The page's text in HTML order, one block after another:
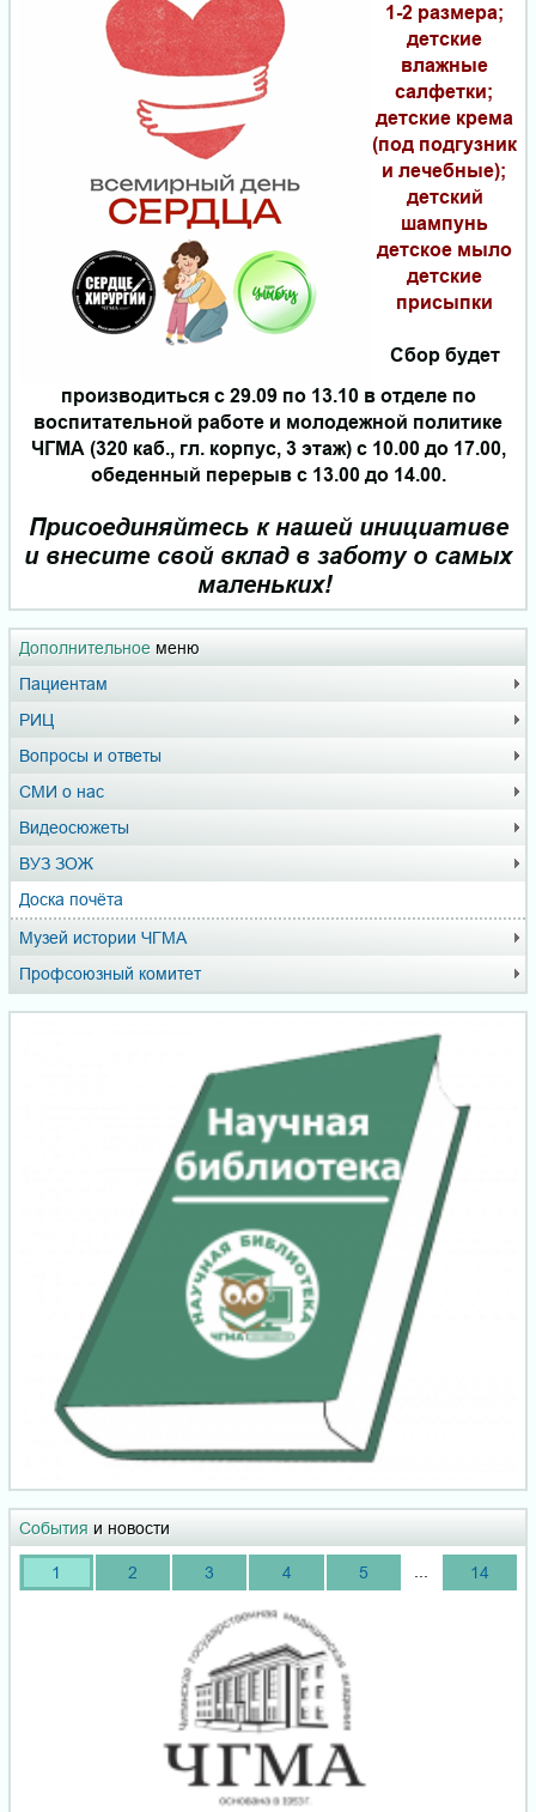
Дополнительное меню
Пациентам
РИЦ
Вопросы и ответы
СМИ о нас
Видеосюжеты
ВУЗ ЗОЖ
Доска почёта
Музей истории ЧГМА
Профсоюзный комитет
События и новости
1 2 3 4 5 14
1-2 размера;
детские
влажные
салфетки;
детские крема
(под подгузник
и лечебные);
детский
шампунь
детское мыло
детские
присыпки
Сбор будет
производиться с 29.09 по 13.10 в отделе по
воспитательной работе и молодежной политике
ЧГМА (320 каб., гл. корпус, 3 этаж) с 10.00 до 17.00,
обеденный перерыв с 13.00 до 14.00.
Присоединяйтесь к нашей инициативе
и внесите свой вклад в заботу о самых
маленьких!